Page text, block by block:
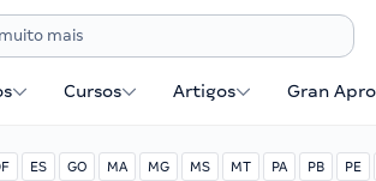
Cursos Artigos Gran
ES GO MA MG MS MT PA PB PE